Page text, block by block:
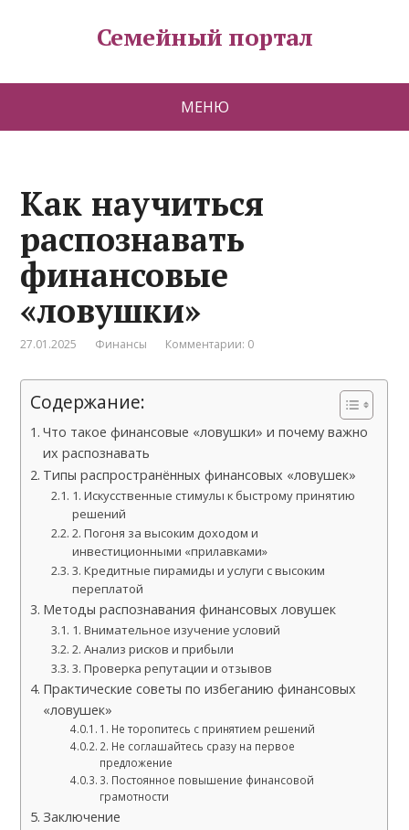
Семейный портал
МЕНЮ
Как научиться
распознавать
финансовые
«ловушки»
27.01.2025 Финансы Комментарии: 0
Содержание:
Что такое финансовые «ловушки» и почему важно
их распознавать
Типы распространённых финансовых «ловушек»
1. Искусственные стимулы к быстрому принятию
решений
2. Погоня за высоким доходом и
инвестиционными «прилавками»
3. Кредитные пирамиды и услуги с высоким
переплатой
Методы распознавания финансовых ловушек
1. Внимательное изучение условий
2. Анализ рисков и прибыли
3. Проверка репутации и отзывов
Практические советы по избеганию финансовых
«ловушек»
1. Не торопитесь с принятием решений
2. Не соглашайтесь сразу на первое
предложение
3. Постоянное повышение финансовой
грамотности
Заключение